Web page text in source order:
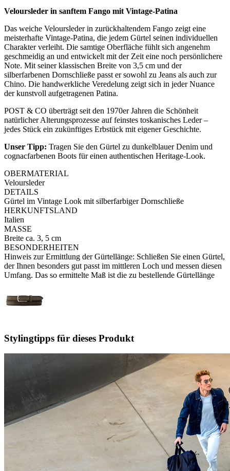
Veloursleder in sanftem Fango mit Vintage-Patina
Das weiche Veloursleder in zurückhaltendem Fango zeigt eine
meisterhafte Vintage-Patina, die jedem Gürtel seinen individuellen
Charakter verleiht. Die samtige Oberfläche fühlt sich angenehm
geschmeidig an und entwickelt mit der Zeit eine noch persönlichere
Note. Mit seiner klassischen Breite von 3,5 cm und der
silberfarbenen Dornschließe passt er sowohl zu Jeans als auch zur
Chino. Die handwerkliche Veredelung zeigt sich in jeder Nuance
der kunstvoll aufgetragenen Patina.
POST & CO überträgt seit den 1970er Jahren die Schönheit
natürlicher Alterungsprozesse auf feinstes toskanisches Leder –
jedes Stück ein zukünftiges Erbstück mit eigener Geschichte.
Unser Tipp: Tragen Sie den Gürtel zu dunkelblauer Denim und
cognacfarbenen Boots für einen authentischen Heritage-Look.
OBERMATERIAL
Veloursleder
DETAILS
Gürtel im Vintage Look mit silberfarbiger Dornschließe
HERKUNFTSLAND
Italien
MASSE
Breite ca. 3, 5 cm
BESONDERHEITEN
Hinweis zur Ermittlung der Gürtellänge: Schließen Sie einen Gürtel,
der Ihnen besonders gut passt im mittleren Loch und messen diesen
Umfang. Das so ermittelte Maß ist die zu bestellende Gürtellänge
Stylingtipps für dieses Produkt